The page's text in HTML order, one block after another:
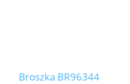
Broszka BR96344